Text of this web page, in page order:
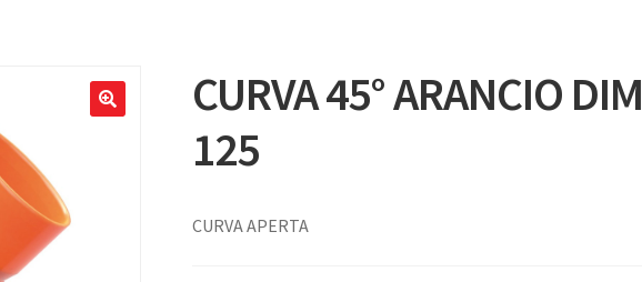
CURVA 45° ARANCIO DIM
125
CURVA APERTA